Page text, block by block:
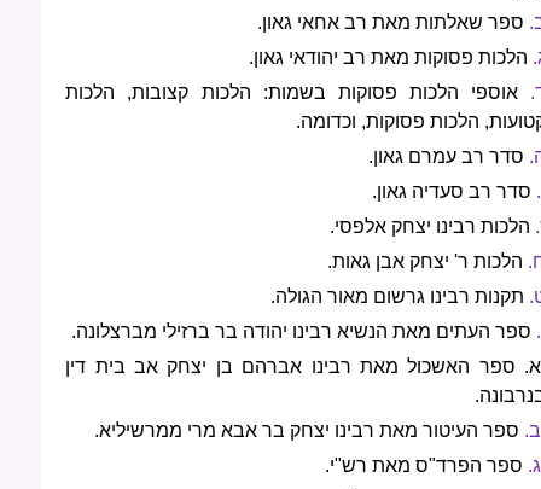
ספר שאלתות מאת רב אחאי גאון.
הלכות פסוקות מאת רב יהודאי גאון.
אוספי הלכות פסוקות בשמות: הלכות קצובות, הלכות
הלכות פסוקות, וכדומה.
סדר רב עמרם גאון.
סדר רב סעדיה גאון.
הלכות רבינו יצחק אלפסי.
הלכות ר' יצחק אבן גאות.
תקנות רבינו גרשום מאור הגולה.
ספר העתים מאת הנשיא רבינו יהודה בר ברזילי מברצלונה.
ספר האשכול מאת רבינו אברהם בן יצחק אב בית דין
ספר העיטור מאת רבינו יצחק בר אבא מרי ממרשיליא.
ספר הפרד"ס מאת רש"י.